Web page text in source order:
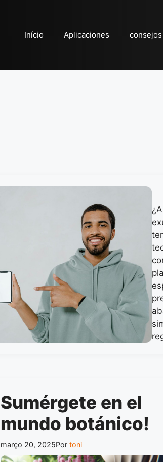
Início Aplicaciones consejos
Sumérgete en el
mundo botánico!
março 20, 2025Portoni